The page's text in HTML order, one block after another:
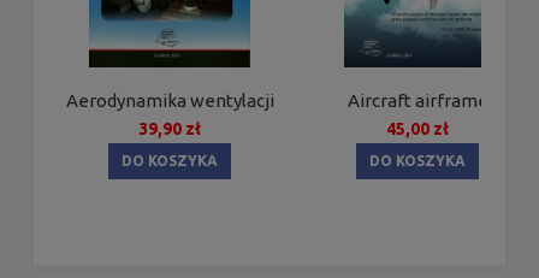
Aerodynamika wentylacji
39,90 zł
DO KOSZYKA
Aircraft airframe
45,00 zł
DO KOSZYKA